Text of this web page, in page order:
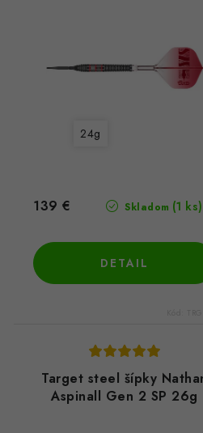
r
d
t
v
24g
Skladom (1 ks)
139 €
DETAIL
Target steel šípky
Aspinall Gen 2 SP 26g